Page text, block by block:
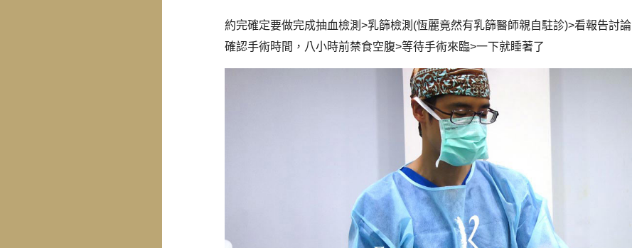
約完確定要做完成抽血檢測>乳篩檢測(恆麗竟然有乳篩醫師親自駐診)>看報告討論
確認手術時間，八小時前禁食空腹>等待手術來臨>一下就睡著了